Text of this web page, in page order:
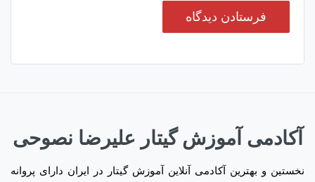
آکادمی آموزش گیتار علیرضا نصوحی
نخستین و بهترین آکادمی آنلاین آموزش گیتار در ایران دارای پروانه